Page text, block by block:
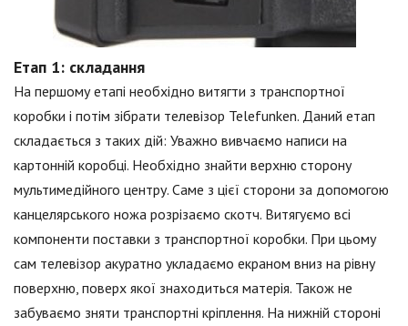
Етап 1: складання
На першому етапі необхідно витягти з транспортної
коробки і потім зібрати телевізор Telefunken. Даний етап
складається з таких дій: Уважно вивчаємо написи на
картонній коробці. Необхідно знайти верхню сторону
мультимедійного центру. Саме з цієї сторони за допомогою
канцелярського ножа розрізаємо скотч. Витягуємо всі
компоненти поставки з транспортної коробки. При цьому
сам телевізор акуратно укладаємо екраном вниз на рівну
поверхню, поверх якої знаходиться матерія. Також не
забуваємо зняти транспортні кріплення. На нижній стороні